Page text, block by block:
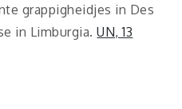
grappigheidjes in Des
in Limburgia.UN, 13